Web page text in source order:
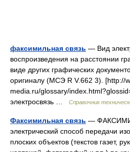
факсимильная связь — Вид
воспроизведения на расстоянии
виде других графических
оригиналу (МСЭ R V.662 3). [http://
media.ru/glossary/
электросвязь …
Справочник
Факсимильная связь —
электрический способ передачи
плоских объектов (текстов газет,